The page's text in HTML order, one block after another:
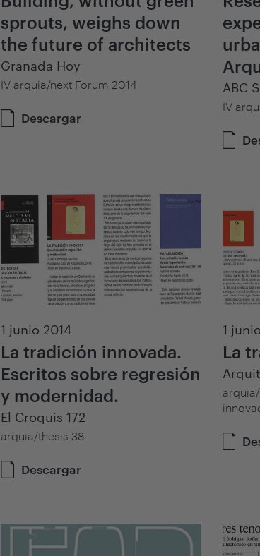
sprouts, weighs down
the future of architects
Granada Hoy
IV arquia/next Forum 2014
Descargar
ABC
IV
1 junio 2014
La tradición innovada.
Escritos sobre regresión
y modernidad.
El Croquis 172
arquia/thesis 38
Descargar
1
La